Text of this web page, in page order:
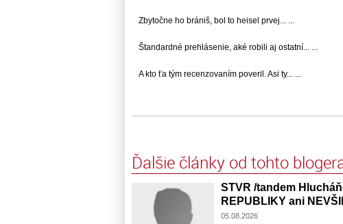
Zbytočne ho brániš, bol to heisel prvej... ...
Štandardné prehlásenie, aké robili aj ostatní... ...
A kto ťa tým recenzovaním poveril. Asi ty... ...
Ďalšie články od tohto
STVR /tandem
REPUBLIKY ani
05.08.2026